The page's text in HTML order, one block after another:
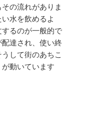
の流れがありま
水を飲めるよ
るのが一般的で
達され、使い終
して街のあちこ
動いています